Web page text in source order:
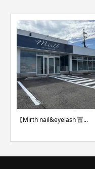
【Mirth nail&eyelash 富...